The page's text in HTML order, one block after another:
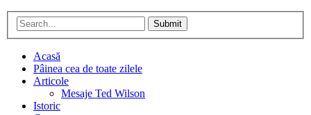
Submit
Acasă
Pâinea cea de toate zilele
Articole
Mesaje Ted Wilson
Istoric